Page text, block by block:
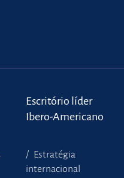
Escritório líder
Ibero-Americano
Estratégia
internacional